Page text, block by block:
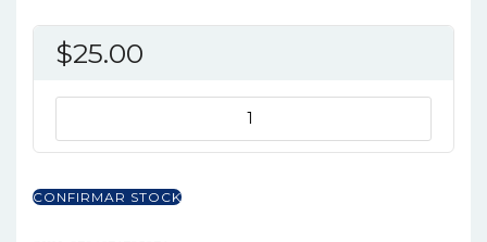
$25.00
PSICOLOGICO
CONFIRMAR STOCK